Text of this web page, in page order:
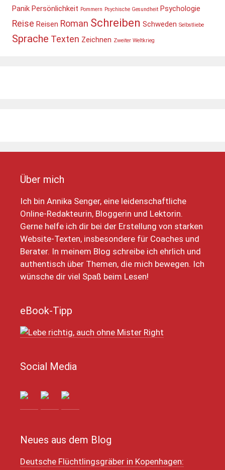
Panik Persönlichkeit Pommern Psychische Gesundheit Psychologie
Reise Reisen Roman Schreiben Schweden Selbstliebe
Sprache Texten Zeichnen Zweiter Weltkrieg
Über mich
Ich bin Annika Senger, eine leidenschaftliche
Online-Redakteurin, Bloggerin und Lektorin.
Gerne helfe ich dir bei der Erstellung von starken
Website-Texten, insbesondere für Coaches und
Berater. In meinem Blog schreibe ich ehrlich und
authentisch über Themen, die mich bewegen. Ich
wünsche dir viel Spaß beim Lesen!
eBook-Tipp
Social Media
Neues aus dem Blog
Deutsche Flüchtlingsgräber in Kopenhagen: